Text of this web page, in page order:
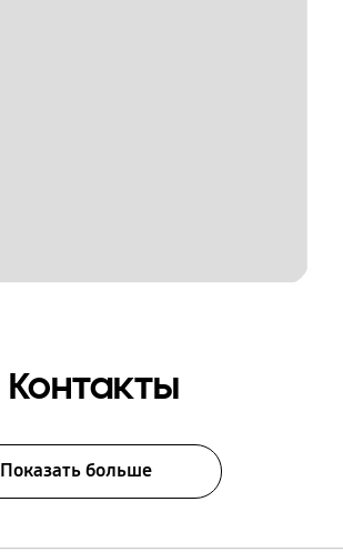
Контакты
Показать больше